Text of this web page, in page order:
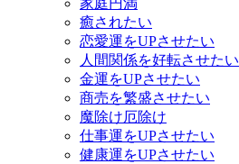
癒されたい
恋愛運をUPさせたい
人間関係を好転させたい
金運をUPさせたい
商売を繁盛させたい
魔除け厄除け
仕事運をUPさせたい
健康運をUPさせたい